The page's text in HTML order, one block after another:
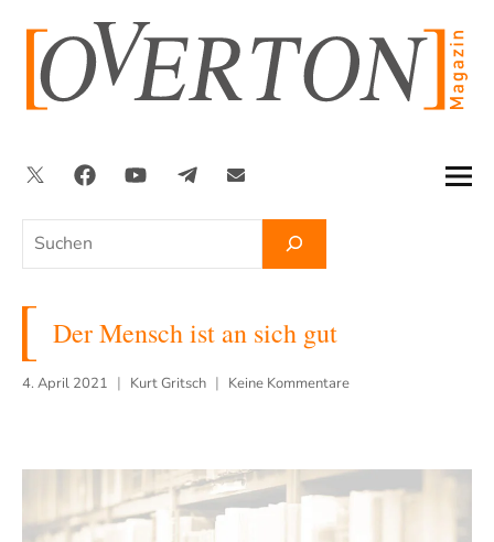
springen
Suchen
TwitterFacebookYouTubeTelegramNewsletter
Der Mensch ist an sich gut
4. April 2021 Kurt Gritsch Keine Kommentare